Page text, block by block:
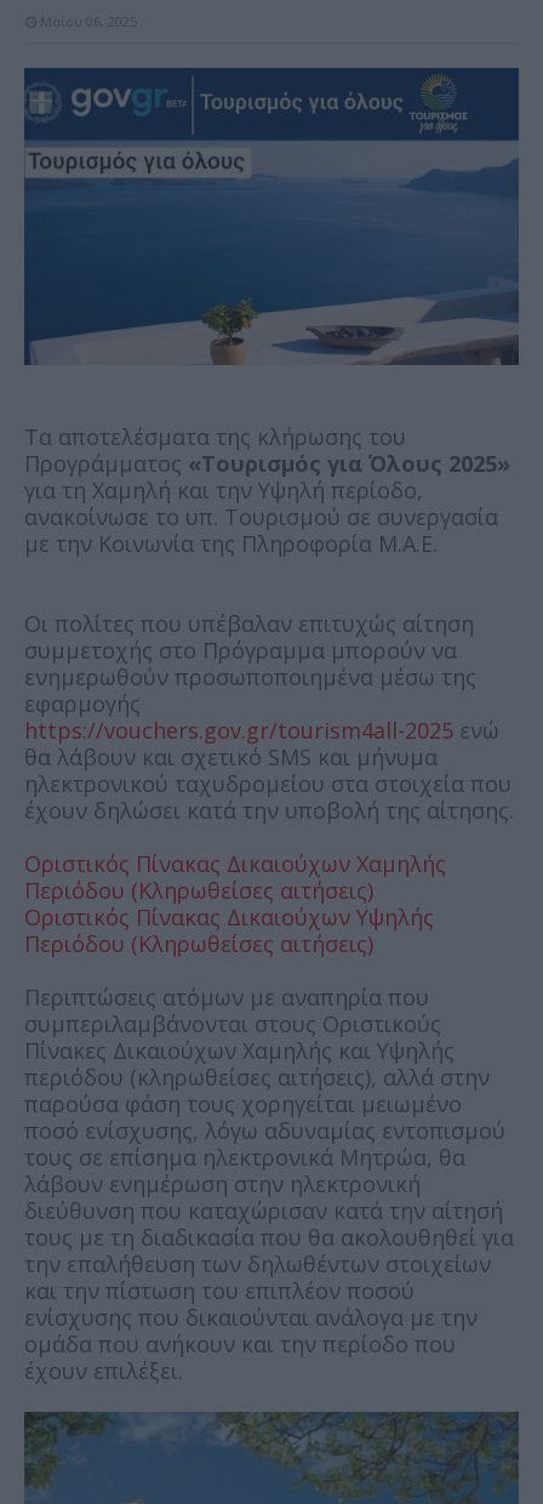
Μαΐου 06, 2025
Tα αποτελέσματα της κλήρωσης του
Προγράμματος «Τουρισμός για Όλους 2025»
για τη Χαμηλή και την Υψηλή περίοδο,
ανακοίνωσε το υπ. Τουρισμού σε συνεργασία
με την Κοινωνία της Πληροφορία Μ.Α.Ε.
Οι πολίτες που υπέβαλαν επιτυχώς αίτηση
συμμετοχής στο Πρόγραμμα μπορούν να
ενημερωθούν προσωποποιημένα μέσω της
εφαρμογής
https://vouchers.gov.gr/tourism4all-2025 ενώ
θα λάβουν και σχετικό SMS και μήνυμα
ηλεκτρονικού ταχυδρομείου στα στοιχεία που
έχουν δηλώσει κατά την υποβολή της αίτησης.
Οριστικός Πίνακας Δικαιούχων Χαμηλής
Περιόδου (Κληρωθείσες αιτήσεις)
Οριστικός Πίνακας Δικαιούχων Υψηλής
Περιόδου (Κληρωθείσες αιτήσεις)
Περιπτώσεις ατόμων με αναπηρία που
συμπεριλαμβάνονται στους Οριστικούς
Πίνακες Δικαιούχων Χαμηλής και Υψηλής
περιόδου (κληρωθείσες αιτήσεις), αλλά στην
παρούσα φάση τους χορηγείται μειωμένο
ποσό ενίσχυσης, λόγω αδυναμίας εντοπισμού
τους σε επίσημα ηλεκτρονικά Μητρώα, θα
λάβουν ενημέρωση στην ηλεκτρονική
διεύθυνση που καταχώρισαν κατά την αίτησή
τους με τη διαδικασία που θα ακολουθηθεί για
την επαλήθευση των δηλωθέντων στοιχείων
και την πίστωση του επιπλέον ποσού
ενίσχυσης που δικαιούνται ανάλογα με την
ομάδα που ανήκουν και την περίοδο που
έχουν επιλέξει.